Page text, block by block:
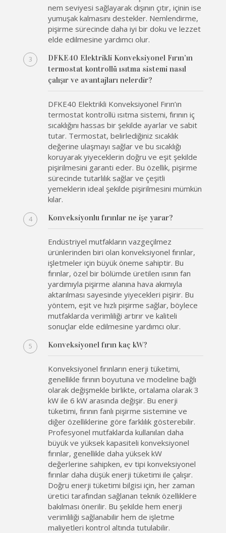
nem seviyesi sağlayarak dışının çıtır, içinin ise
yumuşak kalmasını destekler. Nemlendirme,
pişirme sürecinde daha iyi bir doku ve lezzet
elde edilmesine yardımcı olur.
DFKE40 Elektrikli Konveksiyonel Fırın’ın
termostat kontrollü ısıtma sistemi nasıl
çalışır ve avantajları nelerdir?
DFKE40 Elektrikli Konveksiyonel Fırın’ın
termostat kontrollü ısıtma sistemi, fırının iç
sıcaklığını hassas bir şekilde ayarlar ve sabit
tutar. Termostat, belirlediğiniz sıcaklık
değerine ulaşmayı sağlar ve bu sıcaklığı
koruyarak yiyeceklerin doğru ve eşit şekilde
pişirilmesini garanti eder. Bu özellik, pişirme
sürecinde tutarlılık sağlar ve çeşitli
yemeklerin ideal şekilde pişirilmesini mümkün
kılar.
Konveksiyonlu fırınlar ne işe yarar?
Endüstriyel mutfakların vazgeçilmez
ürünlerinden biri olan konveksiyonel fırınlar,
işletmeler için büyük öneme sahiptir. Bu
fırınlar, özel bir bölümde üretilen ısının fan
yardımıyla pişirme alanına hava akımıyla
aktarılması sayesinde yiyecekleri pişirir. Bu
yöntem, eşit ve hızlı pişirme sağlar, böylece
mutfaklarda verimliliği artırır ve kaliteli
sonuçlar elde edilmesine yardımcı olur.
Konveksiyonel fırın kaç kW?
Konveksiyonel fırınların enerji tüketimi,
genellikle fırının boyutuna ve modeline bağlı
olarak değişmekle birlikte, ortalama olarak 3
kW ile 6 kW arasında değişir. Bu enerji
tüketimi, fırının fanlı pişirme sistemine ve
diğer özelliklerine göre farklılık gösterebilir.
Profesyonel mutfaklarda kullanılan daha
büyük ve yüksek kapasiteli konveksiyonel
fırınlar, genellikle daha yüksek kW
değerlerine sahipken, ev tipi konveksiyonel
fırınlar daha düşük enerji tüketimi ile çalışır.
Doğru enerji tüketimi bilgisi için, her zaman
üretici tarafından sağlanan teknik özelliklere
bakılması önerilir. Bu şekilde hem enerji
verimliliği sağlanabilir hem de işletme
maliyetleri kontrol altında tutulabilir.